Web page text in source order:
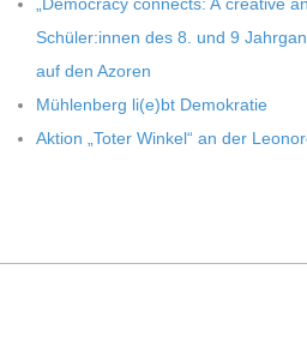
„Demo­cracy con­nects: A crea­tive
Schüler:innen des 8. und 9
auf den Azoren
Müh­len­berg li(e)bt Demokratie
Aktion „Toter Win­kel“ an der